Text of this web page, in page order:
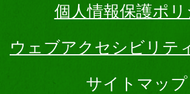
個人情報保護ポ
ウェブアクセシビリテ
サイトマップ